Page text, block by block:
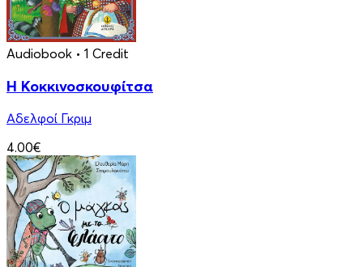
Audiobook • 1 Credit
Η Κοκκινοσκουφίτσα
Αδελφοί Γκριμ
4.00€